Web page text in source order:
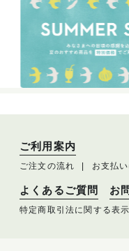
ご利用案内
ご注文の流れ お支払
よくあるご質問 お
特定商取引法に関する表示